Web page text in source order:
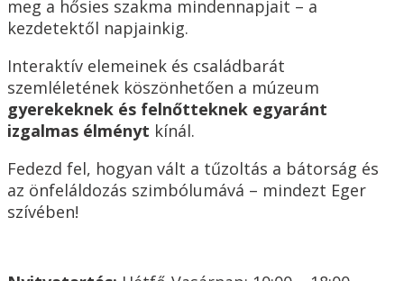
meg a hősies szakma mindennapjait – a
kezdetektől napjainkig.
Interaktív elemeinek és családbarát
szemléletének köszönhetően a múzeum
gyerekeknek és felnőtteknek egyaránt
izgalmas élményt kínál.
Fedezd fel, hogyan vált a tűzoltás a bátorság és
az önfeláldozás szimbólumává – mindezt Eger
szívében!